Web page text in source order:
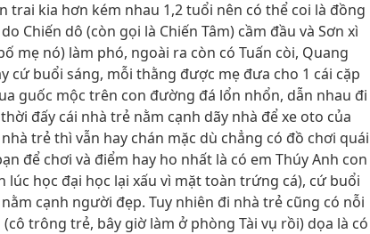
trai kia hơn kém nhau 1,2 tuổi nên có thể coi là đồng
Chiến dô (còn gọi là Chiến Tâm) cầm đầu và Sơn xì
mẹ nó) làm phó, ngoài ra còn có Tuấn còi, Quang
cứ buổi sáng, mỗi thằng được mẹ đưa cho 1 cái cặp
guốc mộc trên con đường đá lổn nhổn, dẫn nhau đi
đấy cái nhà trẻ nằm cạnh dãy nhà để xe oto của
trẻ thì vẫn hay chán mặc dù chẳng có đồ chơi quái
để chơi và điểm hay ho nhất là có em Thúy Anh con
lúc học đại học lại xấu vì mặt toàn trứng cá), cứ buổi
cạnh người đẹp. Tuy nhiên đi nhà trẻ cũng có nỗi
trông trẻ, bây giờ làm ở phòng Tài vụ rồi) dọa là có